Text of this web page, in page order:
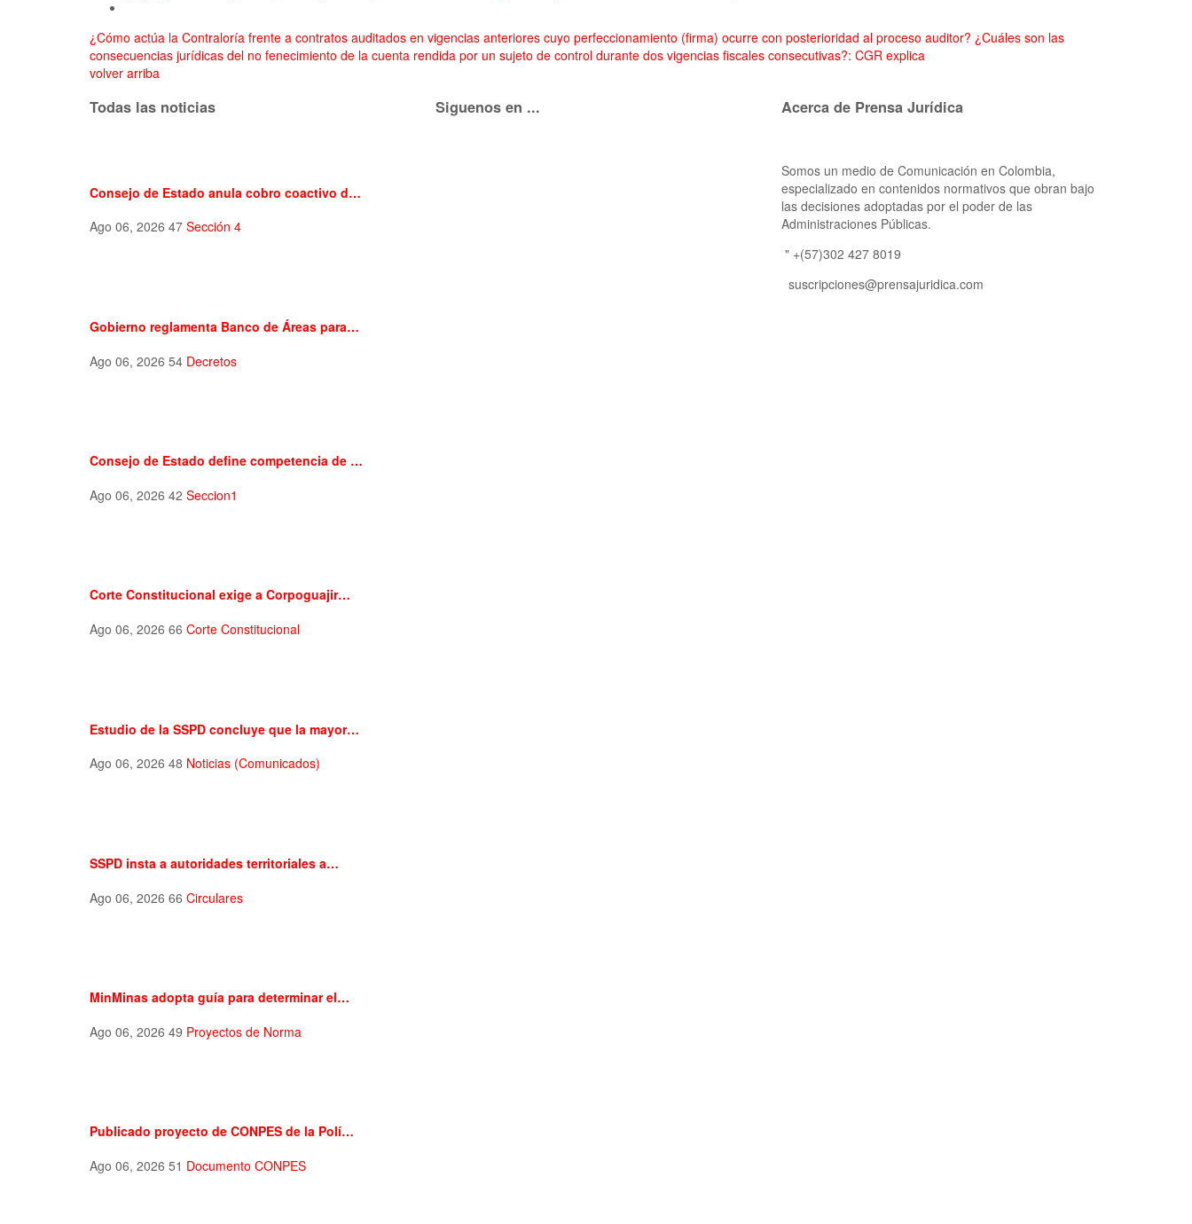
¿Cómo actúa la Contraloría frente a contratos auditados en vigencias anteriores cuyo perfeccionamiento (firma) ocurre con posterioridad al proceso auditor? ¿Cuáles son las
consecuencias jurídicas del no fenecimiento de la cuenta rendida por un sujeto de control durante dos vigencias fiscales consecutivas?: CGR explica
volver arriba
Todas las noticias
Consejo de Estado anula cobro coactivo d…
Ago 06, 2026 47 Sección 4
Gobierno reglamenta Banco de Áreas para…
Ago 06, 2026 54 Decretos
Consejo de Estado define competencia de …
Ago 06, 2026 42 Seccion1
Corte Constitucional exige a Corpoguajir…
Ago 06, 2026 66 Corte Constitucional
Estudio de la SSPD concluye que la mayor…
Ago 06, 2026 48 Noticias (Comunicados)
SSPD insta a autoridades territoriales a…
Ago 06, 2026 66 Circulares
MinMinas adopta guía para determinar el…
Ago 06, 2026 49 Proyectos de Norma
Publicado proyecto de CONPES de la Polí…
Ago 06, 2026 51 Documento CONPES
Siguenos en ... Acerca de Prensa Jurídica
Somos un medio de Comunicación en Colombia,
especializado en contenidos normativos que obran bajo
las decisiones adoptadas por el poder de las
Administraciones Públicas.
" +(57)302 427 8019
suscripciones@prensajuridica.com